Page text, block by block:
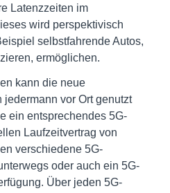
Latenzzeiten im
wird perspektivisch
selbstfahrende Autos,
ermöglichen.
kann die neue
vor Ort genutzt
ein entsprechendes 5G-
Laufzeitvertrag von
verschiedene 5G-
oder auch ein 5G-
Über jeden 5G-